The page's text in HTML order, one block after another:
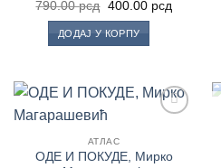
790.00рсд Оригинална
је
била:
400.00 рсдТренутна
цена
ДОДАЈ У КОРПУ
Листу
жеља
АТЛАС
ОДЕ И ПОКУДЕ, Мирко